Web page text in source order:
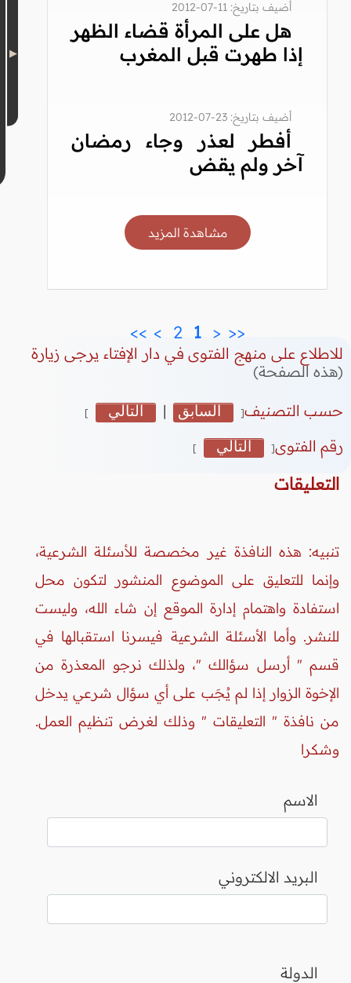
أضيف بتاريخ: 11-07-2012
هل على المرأة قضاء الظهر
إذا طهرت قبل المغرب
أضيف بتاريخ: 23-07-2012
أفطر لعذر وجاء رمضان
آخر ولم يقض
مشاهدة المزيد
<<
<
1
2
>
>>
للاطلاع على منهج الفتوى في دار الإفتاء يرجى زيارة
(هذه الصفحة)
حسب التصنيف[ السابق | التالي ]
رقم الفتوى[ التالي ]
التعليقات
تنبيه: هذه النافذة غير مخصصة للأسئلة الشرعية،
وإنما للتعليق على الموضوع المنشور لتكون محل
استفادة واهتمام إدارة الموقع إن شاء الله، وليست
للنشر. وأما الأسئلة الشرعية فيسرنا استقبالها في
قسم " أرسل سؤالك "، ولذلك نرجو المعذرة من
الإخوة الزوار إذا لم يُجَب على أي سؤال شرعي يدخل
من نافذة " التعليقات " وذلك لغرض تنظيم العمل.
وشكرا
الاسم
البريد الالكتروني
الدولة